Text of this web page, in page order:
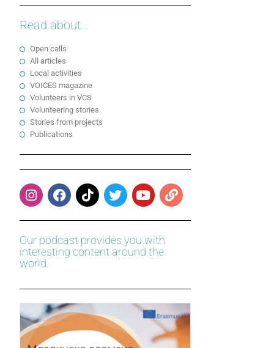
Read about...
Open calls
All articles
Local activities
VOICES magazine
Volunteers in VCS
Volunteering stories
Stories from projects
Publications
Our podcast provides you with
interesting content around the
world.